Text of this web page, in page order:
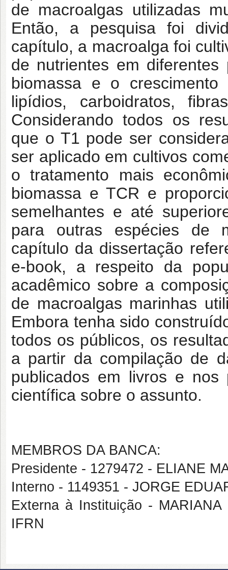
de macroalgas utilizadas
Então, a pesquisa foi
capítulo, a macroalga foi
de nutrientes em
biomassa e o
lipídios, carboidratos,
Considerando todos os
que o T1 pode ser
ser aplicado em cultivos
o tratamento mais
biomassa e TCR e
semelhantes e até
para outras espécies de
capítulo da dissertação
e-book, a respeito da
acadêmico sobre a
de macroalgas marinhas
Embora tenha sido
todos os públicos, os
a partir da compilação de
publicados em livros e nos
científica sobre o assunto.
MEMBROS DA BANCA:
Presidente - 1279472 - ELIANE
Interno - 1149351 - JORGE
Externa à Instituição -
IFRN